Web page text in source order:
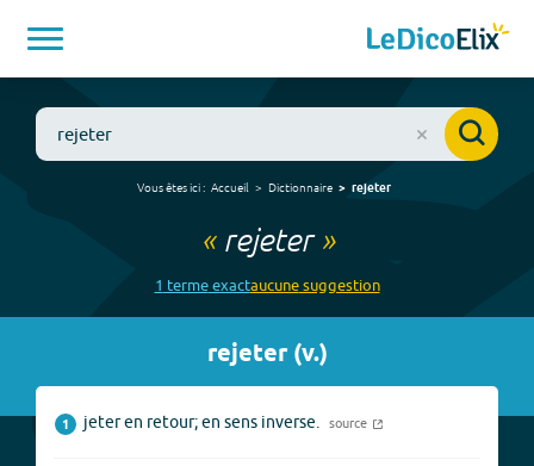
Vous êtes ici : Accueil Dictionnaire rejeter
« rejeter»
1 termeexactaucunesuggestion
rejeter(v.)
1 jeter en retour; en sens inverse. source